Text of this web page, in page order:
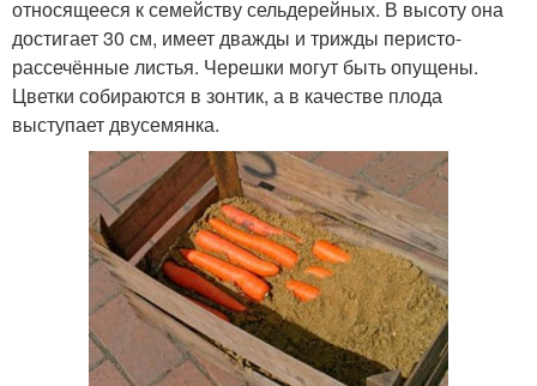
относящееся к семейству сельдерейных. В высоту она
достигает 30 см, имеет дважды и трижды перисто-
рассечённые листья. Черешки могут быть опущены.
Цветки собираются в зонтик, а в качестве плода
выступает двусемянка.